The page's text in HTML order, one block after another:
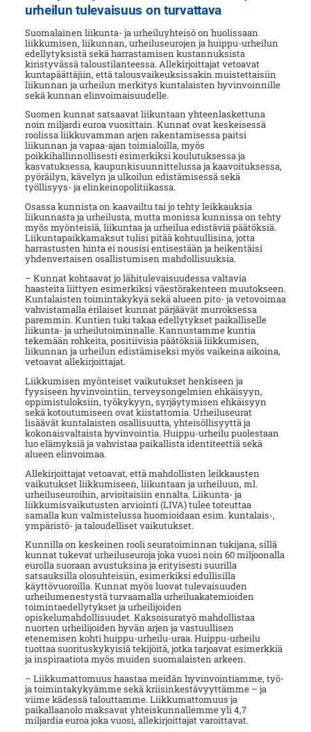
urheilun tulevaisuus on turvattava
Suomalainen liikunta- ja urheiluyhteisö on huolissaan
liikkumisen, liikunnan, urheiluseurojen ja huippu-urheilun
edellytyksistä sekä harrastamisen kustannuksista
kiristyvässä taloustilanteessa. Allekirjoittajat vetoavat
kuntapäättäjiin, että talousvaikeuksissakin muistettaisiin
liikunnan ja urheilun merkitys kuntalaisten hyvinvoinnille
sekä kunnan elinvoimaisuudelle.
Suomen kunnat satsaavat liikuntaan yhteenlaskettuna
noin miljardi euroa vuosittain. Kunnat ovat keskeisessä
roolissa liikkuvamman arjen rakentamisessa paitsi
liikunnan ja vapaa-ajan toimialoilla, myös
poikkihallinnollisesti esimerkiksi koulutuksessa ja
kasvatuksessa, kaupunkisuunnittelussa ja kaavoituksessa,
pyöräilyn, kävelyn ja ulkoilun edistämisessä sekä
työllisyys- ja elinkeinopolitiikassa.
Osassa kunnista on kaavailtu tai jo tehty leikkauksia
liikunnasta ja urheilusta, mutta monissa kunnissa on tehty
myös myönteisiä, liikuntaa ja urheilua edistäviä päätöksiä.
Liikuntapaikkamaksut tulisi pitää kohtuullisina, jotta
harrastusten hinta ei nousisi entisestään ja heikentäisi
yhdenvertaisen osallistumisen mahdollisuuksia.
– Kunnat kohtaavat jo lähitulevaisuudessa valtavia
haasteita liittyen esimerkiksi väestörakenteen muutokseen.
Kuntalaisten toimintakykyä sekä alueen pito- ja vetovoimaa
vahvistamalla erilaiset kunnat pärjäävät murroksessa
paremmin. Kuntien tuki takaa edellytykset paikalliselle
liikunta- ja urheilutoiminnalle. Kannustamme kuntia
tekemään rohkeita, positiivisia päätöksiä liikkumisen,
liikunnan ja urheilun edistämiseksi myös vaikeina aikoina,
vetoavat allekirjoittajat.
Liikkumisen myönteiset vaikutukset henkiseen ja
fyysiseen hyvinvointiin, terveysongelmien ehkäisyyn,
oppimistuloksiin, työkykyyn, syrjäytymisen ehkäisyyn
sekä kotoutumiseen ovat kiistattomia. Urheiluseurat
lisäävät kuntalaisten osallisuutta, yhteisöllisyyttä ja
kokonaisvaltaista hyvinvointia. Huippu-urheilu puolestaan
luo elämyksiä ja vahvistaa paikallista identiteettiä sekä
alueen elinvoimaa.
Allekirjoittajat vetoavat, että mahdollisten leikkausten
vaikutukset liikkumiseen, liikuntaan ja urheiluun, ml.
urheiluseuroihin, arvioitaisiin ennalta. Liikunta- ja
liikkumisvaikutusten arviointi (LIVA) tulee toteuttaa
samalla kun valmistelussa huomioidaan esim. kuntalais-,
ympäristö- ja taloudelliset vaikutukset.
Kunnilla on keskeinen rooli seuratoiminnan tukijana, sillä
kunnat tukevat urheiluseuroja joka vuosi noin 60 miljoonalla
eurolla suoraan avustuksina ja erityisesti suurilla
satsauksilla olosuhteisiin, esimerkiksi edullisilla
käyttövuoroilla. Kunnat myös luovat tulevaisuuden
urheilumenestystä turvaamalla urheiluakatemioiden
toimintaedellytykset ja urheilijoiden
opiskelumahdollisuudet. Kaksoisuratyö mahdollistaa
nuorten urheilijoiden hyvän arjen ja vastuullisen
etenemisen kohti huippu-urheilu-uraa. Huippu-urheilu
tuottaa suorituskykyisiä tekijöitä, jotka tarjoavat esimerkkiä
ja inspiraatiota myös muiden suomalaisten arkeen.
– Liikkumattomuus haastaa meidän hyvinvointiamme, työ-
ja toimintakykyämme sekä kriisinkestävyyttämme – ja
viime kädessä talouttamme. Liikkumattomuus ja
paikallaanolo maksavat yhteiskunnallemme yli 4,7
miljardia euroa joka vuosi, allekirjoittajat varoittavat.